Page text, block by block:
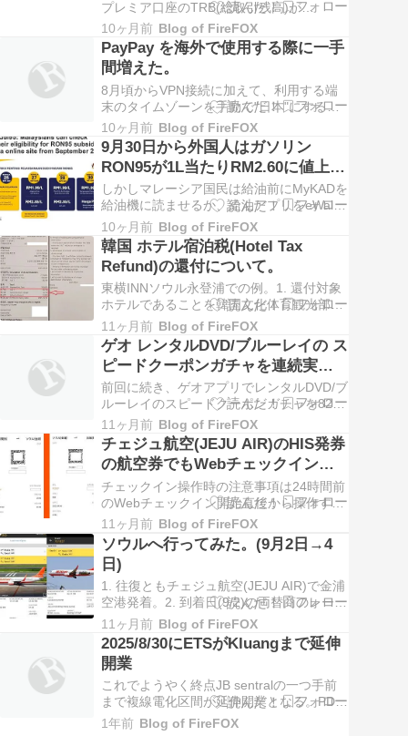
プレミア口座のTRB(総取引残高)が
RM300Kとの表記になっていた。 (該当ペ
ージの表記) えっ、となって調べたら、以
下の"AIによる概要"にあるように2024年9
月2日から新規開設者に対してTRB(総取引
残高) RM300Kを…
10ヶ月前 Blog of FireFOX
PayPay を海外で使用する際に一手
間増えた。
8月頃からVPN接続に加えて、利用する端
末のタイムゾーンを手動で"日本"にする必
要がある。 余計なことばっかりするなよ、
クソLYコーポレーションめ！(了)
10ヶ月前 Blog of FireFOX
9月30日から外国人はガソリン
RON95が1L当たりRM2.60に値上
げ。
しかしマレーシア国民は給油前にMyKADを
給油機に読ませるか、給油アプリをeWallet
に連携させれば所得階層に応じてRM1.99
又はRM2.05/Lまで割引されるらしい。 (案
内例)(了)
10ヶ月前 Blog of FireFOX
韓国 ホテル宿泊税(Hotel Tax
Refund)の還付について。
東横INNソウル永登浦での例。1. 還付対象
ホテルであることを韓国文化体育観光部サ
イトで確認する。 対象ホテルは四半期毎に
更新され、その四半期前日に公開されるよ
うである。 そのリストは韓国文化体育観光
部サイトにexcelシートで掲出される。
(excelプレビューリンク) ※上…
11ヶ月前 Blog of FireFOX
ゲオ レンタルDVD/ブルーレイの ス
ピードクーポンガチャを連続実行
してみた。Part2
前回に続き、ゲオアプリでレンタルDVD/ブ
ルーレイのスピードクーポンガチャを82回
連続実行して獲得したスピードクーポンの
種別。(2025/9/6実行)(結果)半額(新作も可)
1個(1.2%)100円引き 10個(12.2%)50円引
き 11個(13.4%)20円引き 23個(2…
11ヶ月前 Blog of FireFOX
チェジュ航空(JEJU AIR)のHIS発券
の航空券でもWebチェックイン可
能だった。(但し注意事項あり)
チェックイン操作時の注意事項は24時間前
のWebチェックイン開始直後から操作する
と予約番号入力直後とそこから先の座席指
定直後に3回程度エラーがでる。 しかしそ
れにめげることなく数回再実行している
と、Web搭乗券が発行されチェックインが
完了する。(※数回再実行するので完了まで
8分…
11ヶ月前 Blog of FireFOX
ソウルへ行ってみた。(9月2日→4
日)
1. 往復ともチェジュ航空(JEJU AIR)で金浦
空港発着。2. 到着日(9/2)の両替商のレート
3. ネットでの記述を参考に銀行両替ではな
くクレジットカードのキャッシングでKRW
を入手してみた。 ネット上の記述では国際
線到着口を出て左側の地下鉄連絡口へ通じ
るエスカレーター付近…
11ヶ月前 Blog of FireFOX
2025/8/30にETSがKluangまで延伸
開業
これでようやく終点JB sentralの一つ手前
まで複線電化区間が延伸開業となる。PDF
時刻表はここをクリック (了)
1年前 Blog of FireFOX